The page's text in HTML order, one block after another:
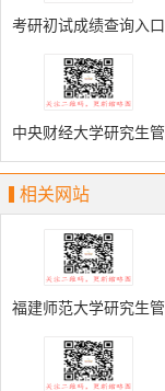
考研初试成绩查询入口
中央财经大学研究生管
理系统
相关网站
福建师范大学研究生管
理系统